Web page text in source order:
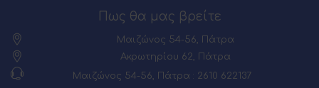
Πως θα μας βρείτε
Μαιζώνος 54-56, Πάτρα
Ακρωτηρίου 62, Πάτρα
Μαιζώνος 54-56, Πάτρα : 2610 622137